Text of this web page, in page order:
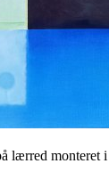
lærred monteret